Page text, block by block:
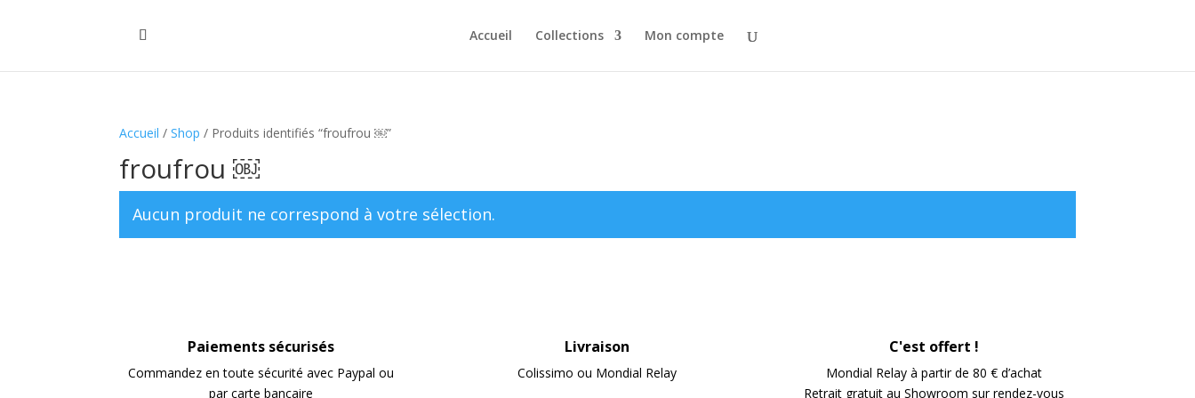
Accueil Collections Mon compte
Accueil /Shop / Produits identifiés “froufrou ￼”
froufrou ￼
Aucun produit ne correspond à votre sélection.
Paiements sécurisés
Commandez en toute sécurité avec Paypal ou
par carte bancaire
Livraison
Colissimo ou Mondial Relay
C'est offert !
Mondial Relay à partir de 80 € d’achat
Retrait gratuit au Showroom sur rendez-vous